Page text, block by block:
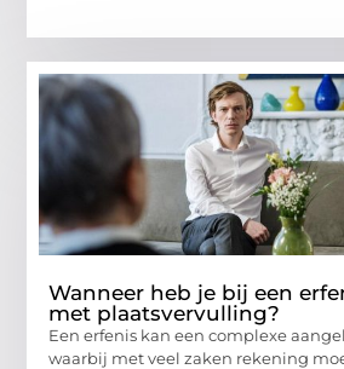
Wanneer heb je bij een
met plaatsvervulling?
Een erfenis kan een complexe
waarbij met veel zaken rekening